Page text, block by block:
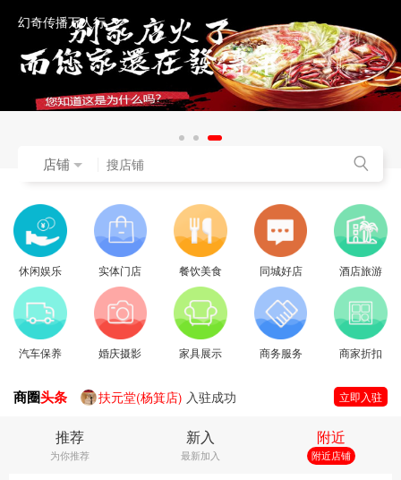
幻奇传播万人行
店铺
休闲娱乐 实体门店 餐饮美食 同城好店 酒店旅游
汽车保养 婚庆摄影 家具展示 商务服务 商家折扣
商圈头条 扶元堂(杨箕店) 入驻成功
森自然·疗愈按摩SPA(东山口店)
入驻成功
丽象SPA·轻奢泡浴·躺式采耳馆(财润旗舰店)
入驻成功
立即入驻
推荐
为你推荐
新入
最新加入
附近
附近店铺